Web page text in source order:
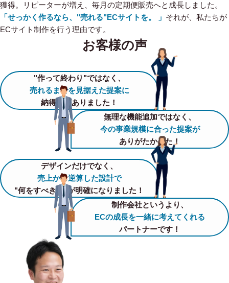
獲得。リピーターが増え、毎月の定期便販売へと成長しました。
「せっかく作るなら、"売れる"ECサイトを。 」 それが、私たちが
ECサイト制作を行う理由です。
お客様の声
"作って終わり"ではなく、
売れるまでを見据えた提案に
納得感がありました！
無理な機能追加ではなく、
今の事業規模に合った提案が
ありがたかった！
デザインだけでなく、
売上から逆算した設計で
"何をすべきか"が明確になりました！
制作会社というより、
ECの成長を一緒に考えてくれる
パートナーです！